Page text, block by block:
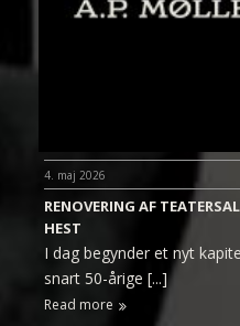
4. maj 2026
RENOVERING AF
HEST
I dag begynder et nyt
snart 50-årige [...]
Read more